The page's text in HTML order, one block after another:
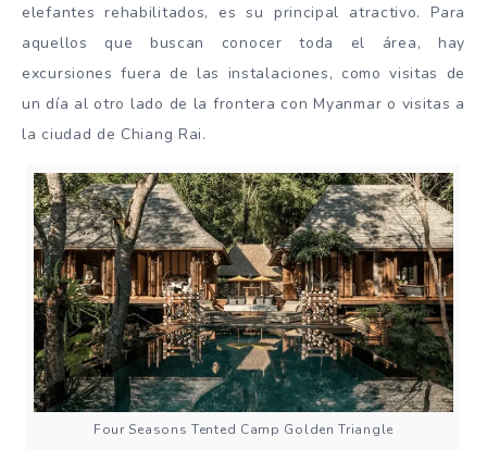
elefantes rehabilitados, es su principal atractivo. Para
aquellos que buscan conocer toda el área, hay
excursiones fuera de las instalaciones, como visitas de
un día al otro lado de la frontera con Myanmar o visitas a
la ciudad de Chiang Rai.
Four Seasons Tented Camp Golden Triangle